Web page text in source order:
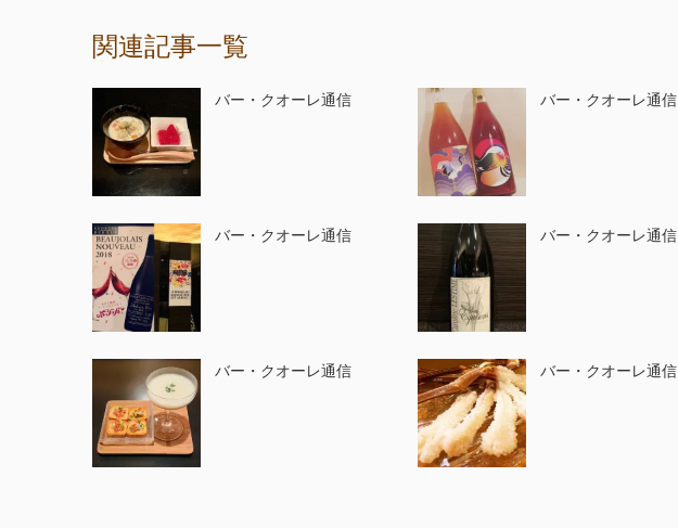
関連記事一覧
バー・クオーレ通信 バー・クオーレ通信
バー・クオーレ通信 バー・クオーレ通信
バー・クオーレ通信 バー・クオーレ通信